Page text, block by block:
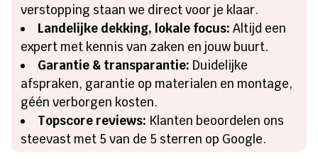
verstopping staan we direct voor je klaar.
Landelijke dekking, lokale focus: Altijd een
expert met kennis van zaken en jouw buurt.
Garantie & transparantie: Duidelijke
afspraken, garantie op materialen en montage,
géén verborgen kosten.
Topscore reviews: Klanten beoordelen ons
steevast met 5 van de 5 sterren op Google.